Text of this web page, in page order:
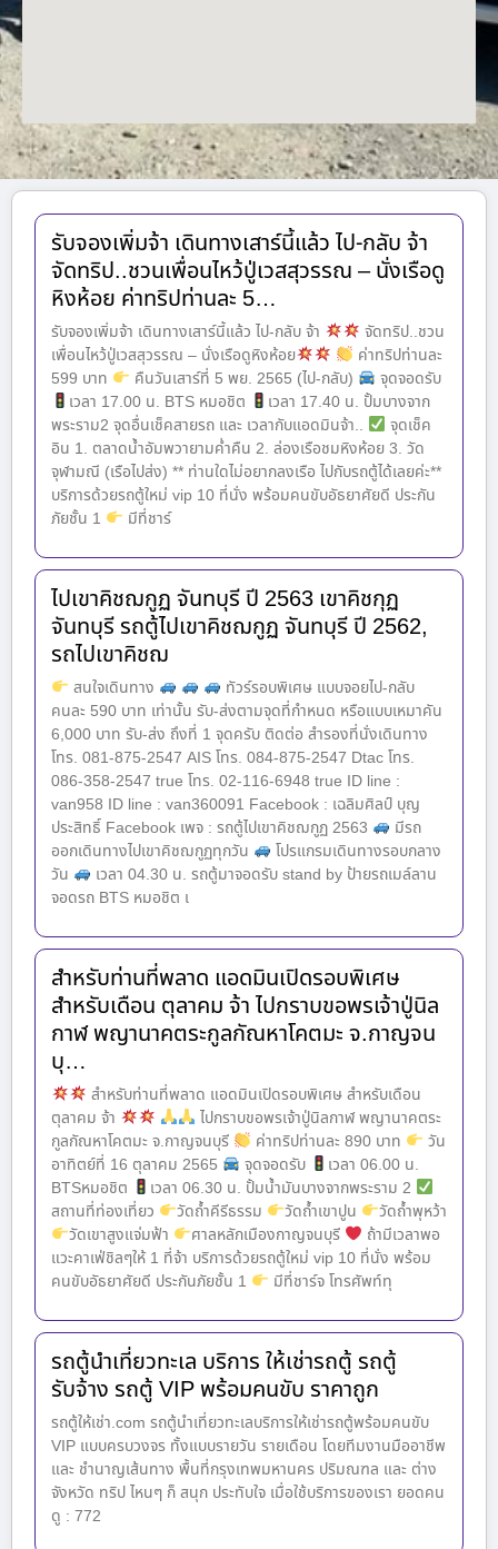
รับจองเพิ่มจ้า เดินทางเสาร์นี้แล้ว ไป-กลับ จ้า
จัดทริป..ชวนเพื่อนไหว้ปู่เวสสุวรรณ – นั่งเรือดู
หิงห้อย ค่าทริปท่านละ 5…
รับจองเพิ่มจ้า เดินทางเสาร์นี้แล้ว ไป-กลับ จ้า
จัดทริป..ชวน
เพื่อนไหว้ปู่เวสสุวรรณ – นั่งเรือดูหิงห้อย
ค่าทริปท่านละ
599 บาท
คืนวันเสาร์ที่ 5 พย. 2565 (ไป-กลับ)
จุดจอดรับ
เวลา 17.00 น. BTS หมอชิต
เวลา 17.40 น. ปั้มบางจาก
พระราม2 จุดอื่นเช็คสายรถ และ เวลากับแอดมินจ้า..
จุดเช็ค
อิน 1. ตลาดน้ำอัมพวายามค่ำคืน 2. ล่องเรือชมหิงห้อย 3. วัด
จุฬามณี (เรือไปส่ง) ** ท่านใดไม่อยากลงเรือ ไปกับรถตู้ได้เลยค่ะ**
บริการด้วยรถตู้ใหม่ vip 10 ที่นั่ง พร้อมคนขับอัธยาศัยดี ประกัน
ภัยชั้น 1
มีที่ชาร์
ไปเขาคิชฌกูฏ จันทบุรี ปี 2563 เขาคิชกุฏ
จันทบุรี รถตู้ไปเขาคิชฌกูฏ จันทบุรี ปี 2562,
รถไปเขาคิชฌ
สนใจเดินทาง
ทัวร์รอบพิเศษ แบบจอยไป-กลับ
คนละ 590 บาท เท่านั้น รับ-ส่งตามจุดที่กำหนด หรือแบบเหมาคัน
6,000 บาท รับ-ส่ง ถึงที่ 1 จุดครับ ติดต่อ สำรองที่นั่งเดินทาง
โทร. 081-875-2547 AIS โทร. 084-875-2547 Dtac โทร.
086-358-2547 true โทร. 02-116-6948 true ID line :
van958 ID line : van360091 Facebook : เฉลิมศิลป์ บุญ
ประสิทธิ์ Facebook เพจ : รถตู้ไปเขาคิชฌกูฏ 2563
มีรถ
ออกเดินทางไปเขาคิชฌกูฏทุกวัน
โปรแกรมเดินทางรอบกลาง
วัน
เวลา 04.30 น. รถตู้มาจอดรับ stand by ป้ายรถเมล์ลาน
จอดรถ BTS หมอชิต เ
สำหรับท่านที่พลาด แอดมินเปิดรอบพิเศษ
สำหรับเดือน ตุลาคม จ้า ไปกราบขอพรเจ้าปู่นิล
กาฬ พญานาคตระกูลกัณหาโคตมะ จ.กาญจน
บุ…
สำหรับท่านที่พลาด แอดมินเปิดรอบพิเศษ สำหรับเดือน
ตุลาคม จ้า
ไปกราบขอพรเจ้าปู่นิลกาฬ พญานาคตระ
กูลกัณหาโคตมะ จ.กาญจนบุรี
ค่าทริปท่านละ 890 บาท
วัน
อาทิตย์ที่ 16 ตุลาคม 2565
จุดจอดรับ
เวลา 06.00 น.
BTSหมอชิต
เวลา 06.30 น. ปั้มน้ำมันบางจากพระราม 2
สถานที่ท่องเที่ยว
วัดถ้ำคีรีธรรม วัดถ้ำเขาปูน
วัดถ้ำพุหว้า
วัดเขาสูงแจ่มฟ้า
ศาลหลักเมืองกาญจนบุรี
ถ้ามีเวลาพอ
แวะคาเฟ่ชิลๆให้ 1 ที่จ้า บริการด้วยรถตู้ใหม่ vip 10 ที่นั่ง พร้อม
คนขับอัธยาศัยดี ประกันภัยชั้น 1
มีที่ชาร์จ โทรศัพท์ทุ
รถตู้นำเที่ยวทะเล บริการ ให้เช่ารถตู้ รถตู้
รับจ้าง รถตู้ VIP พร้อมคนขับ ราคาถูก
รถตู้ให้เช่า.com รถตู้นำเที่ยวทะเลบริการให้เช่ารถตู้พร้อมคนขับ
VIP แบบครบวงจร ทั้งแบบรายวัน รายเดือน โดยทีมงานมืออาชีพ
และ ชำนาญเส้นทาง พื้นที่กรุงเทพมหานคร ปริมณฑล และ ต่าง
จังหวัด ทริป ไหนๆ ก็ สนุก ประทับใจ เมื่อใช้บริการของเรา ยอดคน
ดู : 772